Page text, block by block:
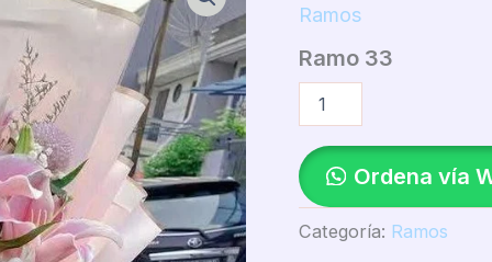
Ramos
Ramo 33
cantidad
Ordena vía
Categoría: Ramos